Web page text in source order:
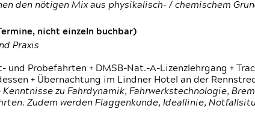
den nötigen Mix aus physikalisch- / chemischem
nicht einzeln buchbar)
Praxis
und Probefahrten + DMSB-Nat.-A-Lizenzlehrgang +
+ Übernachtung im Lindner Hotel an der
zu Fahrdynamik, Fahrwerkstechnologie,
Zudem werden Flaggenkunde, Ideallinie,